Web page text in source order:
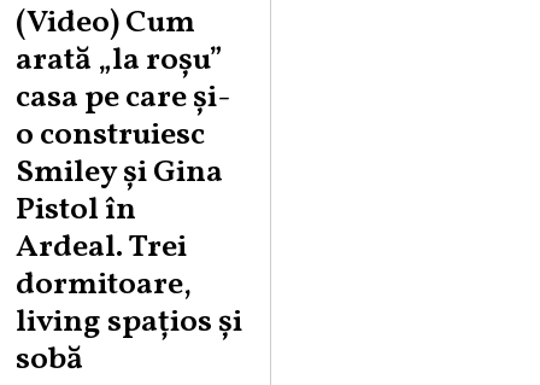
(Video) Cum
arată „la roşu”
casa pe care şi-
o construiesc
Smiley şi Gina
Pistol în
Ardeal. Trei
dormitoare,
living spațios și
sobă